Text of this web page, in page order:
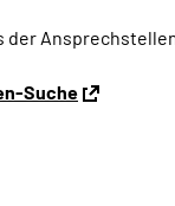
der
Suche